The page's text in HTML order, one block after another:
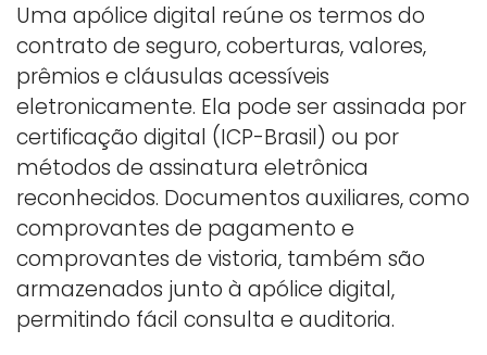
Uma apólice digital reúne os termos do
contrato de seguro, coberturas, valores,
prêmios e cláusulas acessíveis
eletronicamente. Ela pode ser assinada por
certificação digital (ICP-Brasil) ou por
métodos de assinatura eletrônica
reconhecidos. Documentos auxiliares, como
comprovantes de pagamento e
comprovantes de vistoria, também são
armazenados junto à apólice digital,
permitindo fácil consulta e auditoria.